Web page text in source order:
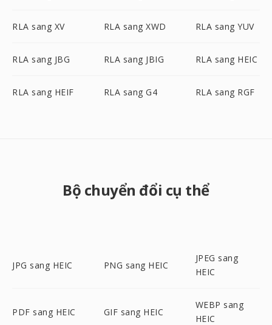
RLA sang XV RLA sang XWD RLA sang YUV
RLA sang JBG RLA sang JBIG RLA sang HEIC
RLA sang HEIF RLA sang G4 RLA sang RGF
Bộ chuyển đổi cụ thể
JPG sang HEIC PNG sang HEIC
JPEG sang
HEIC
PDF sang HEIC GIF sang HEIC
WEBP sang
HEIC